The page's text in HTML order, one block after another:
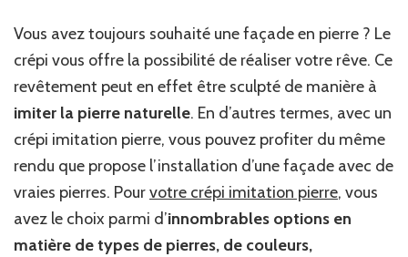
Vous avez toujours souhaité une façade en pierre ? Le
crépi vous offre la possibilité de réaliser votre rêve. Ce
revêtement peut en effet être sculpté de manière à
imiter la pierre naturelle. En d’autres termes, avec un
crépi imitation pierre, vous pouvez profiter du même
rendu que propose l’installation d’une façade avec de
vraies pierres. Pourvotre crépi imitation pierre, vous
avez le choix parmi d’innombrables options en
matière de types de pierres, de couleurs,